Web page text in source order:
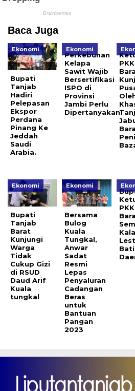
Baca Juga
Ekonomi
Bupati
Tanjab
Hadiri
Pelepasan
Ekspor
Perdana
Pinang Ke
Jeddah
Saudi
Arabia.
Ekonomi
Perkebunan
Kelapa
Sawit Wajib
Bersertifikasi
ISPO di
Provinsi
Jambi Perlu
Dipertanyakan
Ekonomi
Bupati
Tanjab
Barat
Kunjungi
Warga
Tidak
Cukup Gizi
di RSUD
Daud Arif
Kuala
tungkal
Ekonomi
Bersama
Bulog
Kuala
Tungkal,
Anwar
Sadat
Resmi
Lepas
Penyaluran
Cadangan
Beras
untuk
Bantuan
Pangan
2023